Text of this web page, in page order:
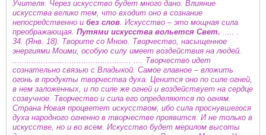
Учителя. Через искусство будет много дано. Влияние
искусства велико тем, что входит оно в сознание
непосредственно и без слов . Искусство – это мощная сила
преображающая. Путями искусства вольется Свет.
34. (Янв. 18). Творите со Мною. Творчество, насыщенное
энергиями Моими, особую силу имеет воздействия на людей.
.................................................. .... Творчество идет
сознательно связью с Владыкой. Самое главное – вложить
огонь в продукты творчества духа. Ценится оно по силе огней,
в нем заложенных, и по силе же огней и воздействует на сердце
созвучное. Творчество и сила его определяются по огням.
Страна Новая процветет искусством, ибо сила проснувшегося
духа народного огненно в творчестве проявится. И не только в
искусстве, но и во всем. Искусство будет мерилом высоты